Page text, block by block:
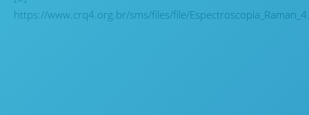
https://www.crq4.org.br/sms/files/file/